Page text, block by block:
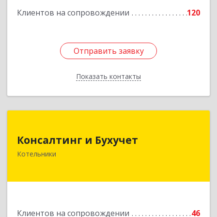
Клиентов на сопровождении 120
Отправить заявку
Показать контакты
Подробнее
Отправить заявку
Назад
Консалтинг и Бухучет
Котельники
Клиентов на сопровождении
46
140054, Московская обл, Котельники г,
Подробнее